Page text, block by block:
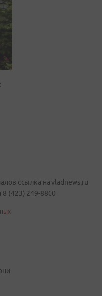
ссылка на vladnews.ru
8 (423) 249-8800